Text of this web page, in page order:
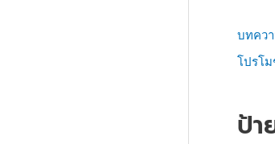
e
บทคว
โปรโ
ป้า